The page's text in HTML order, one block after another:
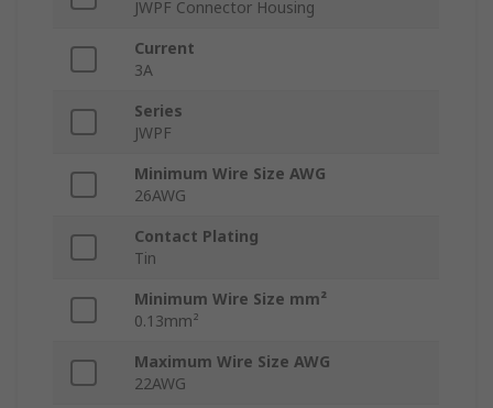
JWPF Connector Housing
Current
3A
Series
JWPF
Minimum Wire Size AWG
26AWG
Contact Plating
Tin
Minimum Wire Size mm²
0.13mm²
Maximum Wire Size AWG
22AWG